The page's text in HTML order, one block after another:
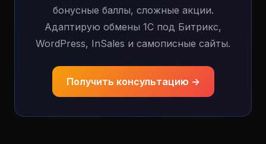
бонусные баллы, сложные акции.
Адаптирую обмены 1С под Битрикс,
WordPress, InSales и самописные сайты.
Получить консультацию →